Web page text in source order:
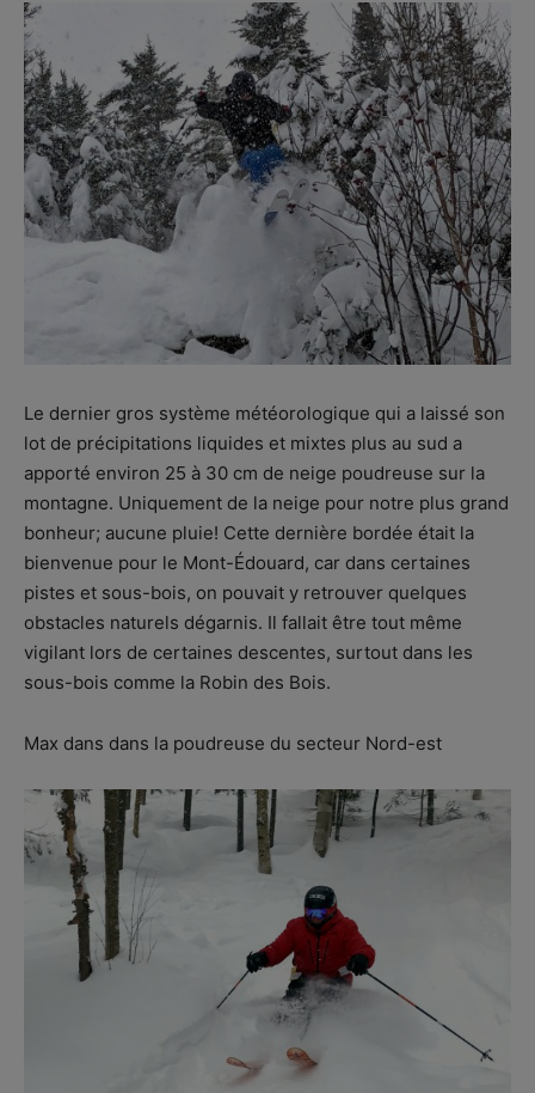
Le dernier gros système météorologique qui a laissé son
lot de précipitations liquides et mixtes plus au sud a
apporté environ 25 à 30 cm de neige poudreuse sur la
montagne. Uniquement de la neige pour notre plus grand
bonheur; aucune pluie! Cette dernière bordée était la
bienvenue pour le Mont-Édouard, car dans certaines
pistes et sous-bois, on pouvait y retrouver quelques
obstacles naturels dégarnis. Il fallait être tout même
vigilant lors de certaines descentes, surtout dans les
sous-bois comme la Robin des Bois.
Max dans dans la poudreuse du secteur Nord-est